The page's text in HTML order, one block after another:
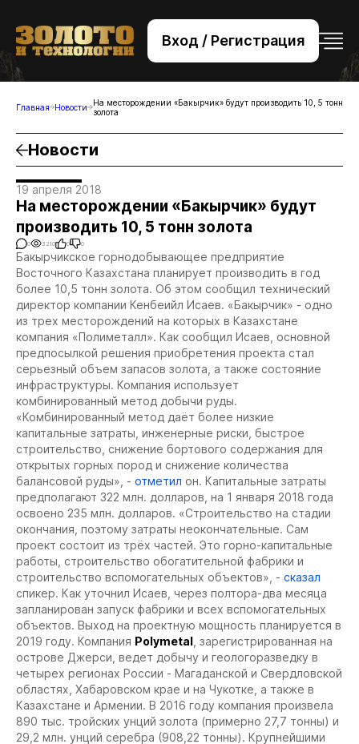
Вход / Регистрация
+7 (495) 221-76-32
bsv@zolteh.ru
Главная Новости
На месторождении «Бакырчик» будут производить 10, 5 тонн
золота
Новости
19 апреля 2018
На месторождении «Бакырчик» будут
производить 10, 5 тонн золота
0 3210 0 0
Бакырчикское горнодобывающее предприятие
Восточного Казахстана планирует производить в год
более 10,5 тонн золота. Об этом сообщил технический
директор компании Кенбеийл Исаев. «Бакырчик» - одно
из трех месторождений на которых в Казахстане
компания «Полиметалл». Как сообщил Исаев, основной
предпосылкой решения приобретения проекта стал
серьезный объем запасов золота, а также состояние
инфраструктуры. Компания использует
комбинированный метод добычи руды.
«Комбинированный метод даёт более низкие
капитальные затраты, инженерные риски, быстрое
строительство, снижение бортового содержания для
открытых горных пород и снижение количества
балансовой руды», - отметил он. Капитальные затраты
предполагают 322 млн. долларов, на 1 января 2018 года
освоено 235 млн. долларов. «Строительство на стадии
окончания, поэтому затраты неокончательные. Сам
проект состоит из трёх частей. Это горно-капитальные
работы, строительство обогатительной фабрики и
строительство вспомогательных объектов», - сказал
спикер. Как уточнил Исаев, через полтора-два месяца
запланирован запуск фабрики и всех вспомогательных
объектов. Выход на проектную мощность планируется в
2019 году. Компания Polymetal , зарегистрированная на
острове Джерси, ведет добычу и геологоразведку в
четырех регионах России - Магаданской и Свердловской
областях, Хабаровском крае и на Чукотке, а также в
Казахстане и Армении. В 2016 году компания произвела
890 тыс. тройских унций золота (примерно 27,7 тонны) и
29,2 млн. унций серебра (908,22 тонны). Крупнейшими